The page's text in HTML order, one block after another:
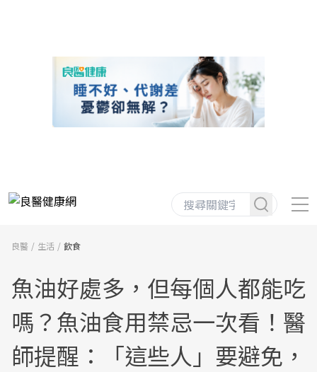
良醫 生活 飲食
魚油好處多，但每個人都能吃
嗎？魚油食用禁忌一次看！醫
師提醒：「這些人」要避免，